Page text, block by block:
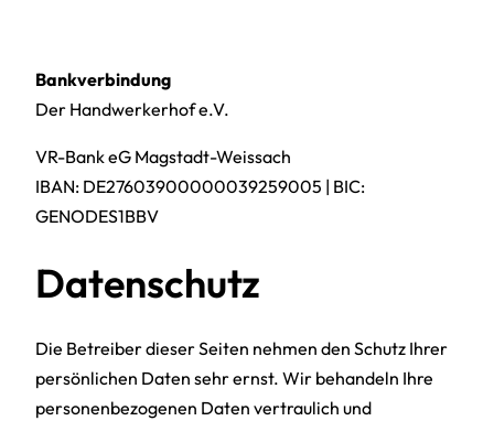
Bankverbindung
Der Handwerkerhof e.V.
VR-Bank eG Magstadt-Weissach
IBAN: DE27603900000039259005 | BIC:
GENODES1BBV
Datenschutz
Die Betreiber dieser Seiten nehmen den Schutz Ihrer
persönlichen Daten sehr ernst. Wir behandeln Ihre
personenbezogenen Daten vertraulich und